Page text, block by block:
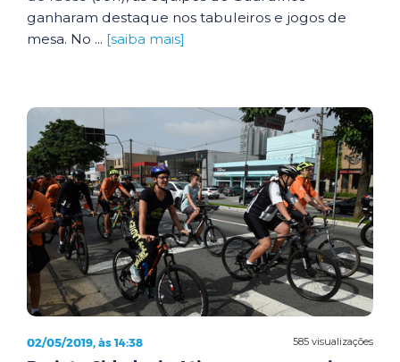
ganharam destaque nos tabuleiros e jogos de
mesa. No ... [saiba mais]
585 visualizações
02/05/2019, às 14:38